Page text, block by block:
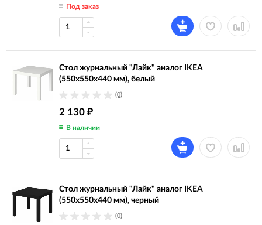
Под заказ
Стол журнальный "Лайк" аналог IKEA
(550х550х440 мм), белый
(0)
2 130 ₽
В наличии
Стол журнальный "Лайк" аналог IKEA
(550х550х440 мм), черный
(0)